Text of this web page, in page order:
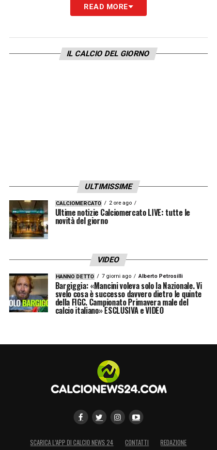
READ MORE
IL CALCIO DEL GIORNO
ULTIMISSIME
CALCIOMERCATO 2 ore ago
Ultime notizie Calciomercato LIVE: tutte le
novità del giorno
VIDEO
HANNO DETTO 7 giorni ago Alberto Petrosilli
Bargiggia: «Mancini voleva solo la Nazionale. Vi
svelo cosa è successo davvero dietro le quinte
della FIGC. Campionato Primavera male del
calcio italiano» ESCLUSIVA e VIDEO
SCARICA L’APP DI CALCIO NEWS 24 CONTATTI REDAZIONE